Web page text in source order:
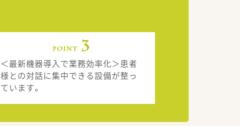
＜最新機器導入で業務効率化＞患者
様との対話に集中できる設備が整っ
ています。